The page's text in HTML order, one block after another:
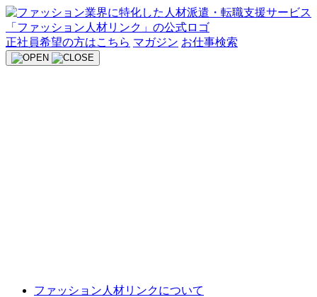
Skip
to
content
正社員希望の方はこちら マガジン お仕事検索
ファッション人材リンクについて